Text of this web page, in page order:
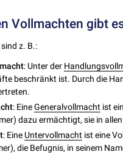
Vollmachten gibt
sind z. B.:
: Unter der
beschränkt ist. Durch die
: EineGeneralvollmacht ist
dazu ermächtigt, sie in
: Eine Untervollmacht ist eine
die Befugnis, in seinem